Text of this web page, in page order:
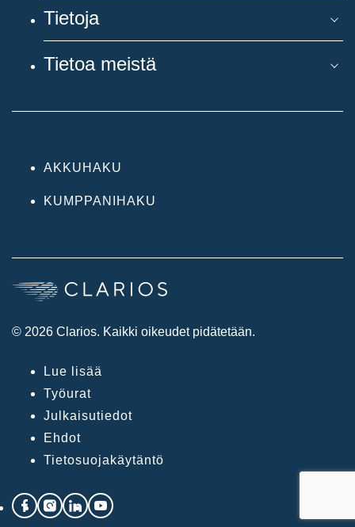
Tietoja
Tietoa meistä
AKKUHAKU
KUMPPANIHAKU
© 2026 Clarios. Kaikki oikeudet pidätetään.
Lue lisää
Työurat
Julkaisutiedot
Ehdot
Tietosuojakäytäntö